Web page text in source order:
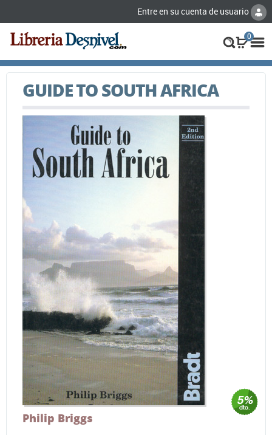
Entre en su cuenta de usuario
0
GUIDE TO SOUTH AFRICA
Philip Briggs